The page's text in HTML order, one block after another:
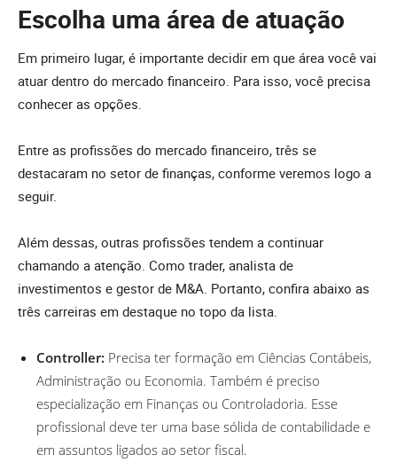
Escolha uma área de atuação
Em primeiro lugar, é importante decidir em que área você vai
atuar dentro do mercado financeiro. Para isso, você precisa
conhecer as opções.
Entre as profissões do mercado financeiro, três se
destacaram no setor de finanças, conforme veremos logo a
seguir.
Além dessas, outras profissões tendem a continuar
chamando a atenção. Como trader, analista de
investimentos e gestor de M&A. Portanto, confira abaixo as
três carreiras em destaque no topo da lista.
Controller: Precisa ter formação em Ciências Contábeis,
Administração ou Economia. Também é preciso
especialização em Finanças ou Controladoria. Esse
profissional deve ter uma base sólida de contabilidade e
em assuntos ligados ao setor fiscal.